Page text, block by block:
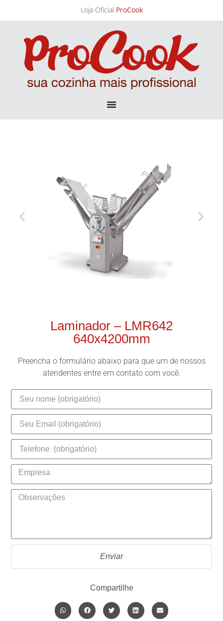
Loja Oficial ProCook
Laminador – LMR642
640x4200mm
Preencha o formulário abaixo para que um de nossos
atendentes entre em contato com você.
Enviar
Compartilhe